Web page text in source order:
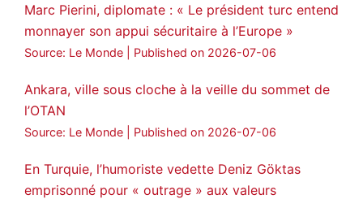
Marc Pierini, diplomate : « Le président turc entend
monnayer son appui sécuritaire à l’Europe »
Source: Le Monde Published on 2026-07-06
Ankara, ville sous cloche à la veille du sommet de
l’OTAN
Source: Le Monde Published on 2026-07-06
En Turquie, l’humoriste vedette Deniz Göktas
emprisonné pour « outrage » aux valeurs